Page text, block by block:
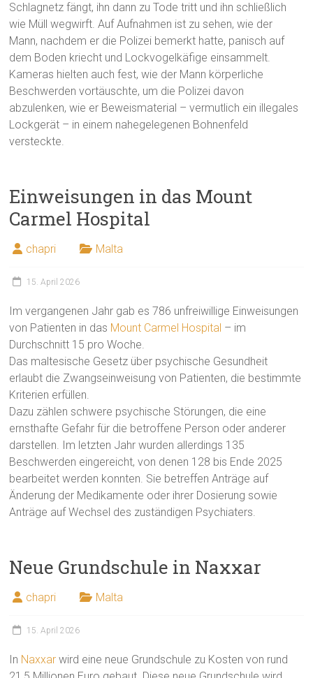
Schlagnetz fängt, ihn dann zu Tode tritt und ihn schließlich
wie Müll wegwirft. Auf Aufnahmen ist zu sehen, wie der
Mann, nachdem er die Polizei bemerkt hatte, panisch auf
dem Boden kriecht und Lockvogelkäfige einsammelt.
Kameras hielten auch fest, wie der Mann körperliche
Beschwerden vortäuschte, um die Polizei davon
abzulenken, wie er Beweismaterial – vermutlich ein illegales
Lockgerät – in einem nahegelegenen Bohnenfeld
versteckte.
Einweisungen in das Mount
Carmel Hospital
chapri Malta
15. April 2026
Im vergangenen Jahr gab es 786 unfreiwillige Einweisungen
von Patienten in das Mount Carmel Hospital – im
Durchschnitt 15 pro Woche.
Das maltesische Gesetz über psychische Gesundheit
erlaubt die Zwangseinweisung von Patienten, die bestimmte
Kriterien erfüllen.
Dazu zählen schwere psychische Störungen, die eine
ernsthafte Gefahr für die betroffene Person oder anderer
darstellen. Im letzten Jahr wurden allerdings 135
Beschwerden eingereicht, von denen 128 bis Ende 2025
bearbeitet werden konnten. Sie betreffen Anträge auf
Änderung der Medikamente oder ihrer Dosierung sowie
Anträge auf Wechsel des zuständigen Psychiaters.
Neue Grundschule in Naxxar
chapri Malta
15. April 2026
In Naxxarwird eine neue Grundschule zu Kosten von rund